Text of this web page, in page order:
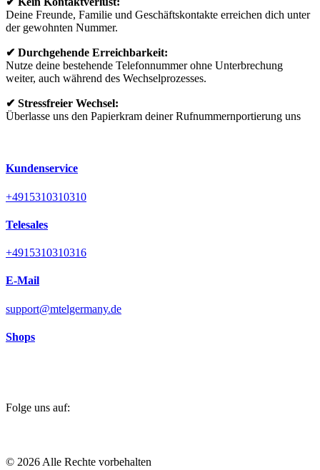
Deine Freunde, Familie und Geschäftskontakte erreichen dich unter
der gewohnten Nummer.
✔ Durchgehende Erreichbarkeit:
Nutze deine bestehende Telefonnummer ohne Unterbrechung
weiter, auch während des Wechselprozesses.
✔ Stressfreier Wechsel:
Überlasse uns den Papierkram deiner Rufnummernportierung uns
Kundenservice
+4915310310310
Telesales
+4915310310316
E-Mail
support@mtelgermany.de
Shops
Folge uns auf:
© 2026 Alle Rechte vorbehalten